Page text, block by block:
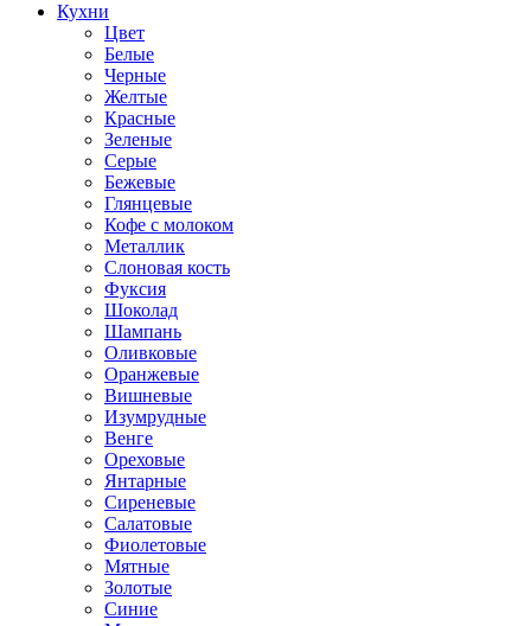
Кухни
Цвет
Белые
Черные
Желтые
Красные
Зеленые
Серые
Бежевые
Глянцевые
Кофе с молоком
Металлик
Слоновая кость
Фуксия
Шоколад
Шампань
Оливковые
Оранжевые
Вишневые
Изумрудные
Венге
Ореховые
Янтарные
Сиреневые
Салатовые
Фиолетовые
Мятные
Золотые
Синие